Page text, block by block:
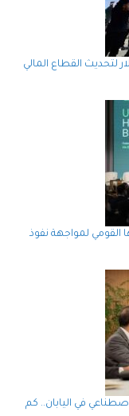
منحة بقيمة 100 مليون دولار لتحديث القطاع المالي
القومي لمواجهة نفوذ
في اليابان.. كم